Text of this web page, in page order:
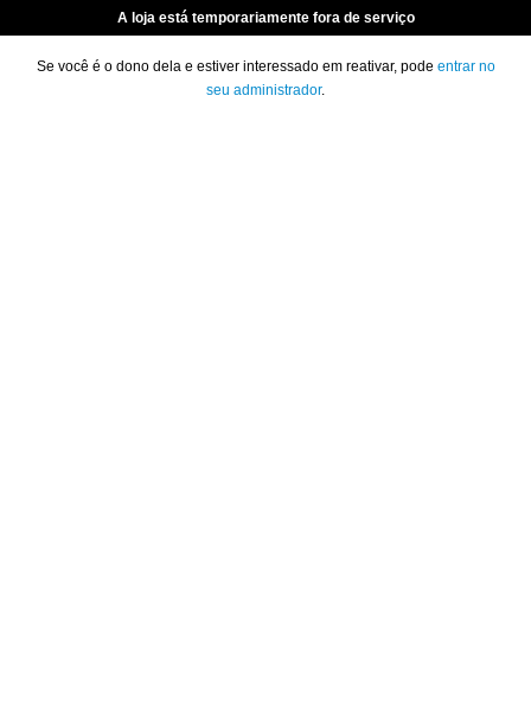
A loja está temporariamente fora de serviço
Se você é o dono dela e estiver interessado em reativar, pode entrar no
seu administrador.